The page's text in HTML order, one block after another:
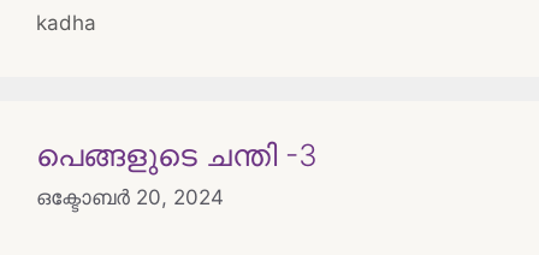
kadha
പെങ്ങളുടെ ചന്തി -3
ഒക്ടോബർ 20, 2024